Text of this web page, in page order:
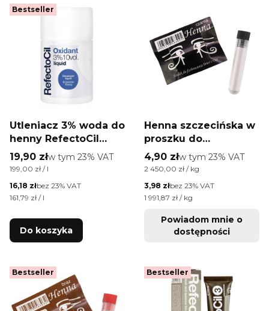
Bestseller
Utleniacz 3% woda do
henny RefectoCil
oxidant liquid 100 ml
Cena brutto
19,90 złw tym %s VAT
w tym 23% VAT
Cena jednostkowa brutto
199,00 zł / l
Cena netto
16,18 złbez 23% VAT
Cena jednostkowa netto
161,79 zł / l
Do koszyka
Henna szczecińska w
proszku do
farbowania brwi i rzęs
fiolka czarna
Cena brutto
4,90 złw tym %s VAT
w tym 23% VAT
Cena jednostkowa brutto
2 450,00 zł / kg
Cena netto
3,98 złbez 23% VAT
Cena jednostkowa netto
1 991,87 zł / kg
Powiadom mnie o
dostępności
Bestseller Bestseller